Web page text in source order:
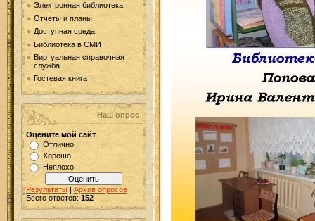
Электронная библиотека
Отчеты и планы
Доступная среда
Библиотека в СМИ
Виртуальная справочная
служба
Гостевая книга
Наш опрос
Оцените мой сайт
Отлично
Хорошо
Неплохо
Результаты | Архив опросов
Всего ответов: 152